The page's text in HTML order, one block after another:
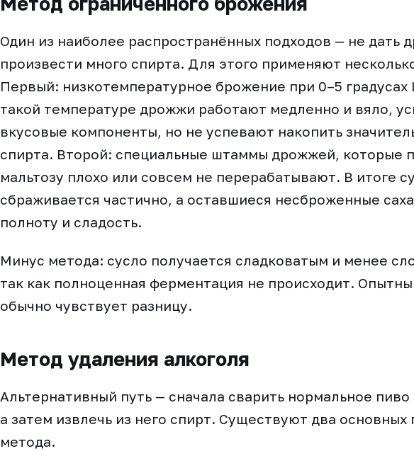
Один из наиболее распространённых подходов — не дать
произвести много спирта. Для этого применяют
Первый: низкотемпературное брожение при 0–5
такой температуре дрожжи работают медленно и вяло,
вкусовые компоненты, но не успевают накопить
спирта. Второй: специальные штаммы дрожжей, которые
мальтозу плохо или совсем не перерабатывают. В итоге
сбраживается частично, а оставшиеся несброженные
полноту и сладость.
Минус метода: сусло получается сладковатым и менее
так как полноценная ферментация не происходит.
обычно чувствует разницу.
Метод удаления алкоголя
Альтернативный путь — сначала сварить нормальное
а затем извлечь из него спирт. Существуют два
метода.